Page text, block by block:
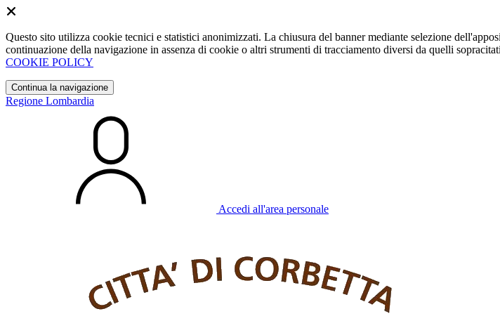
Questo sito utilizza cookie tecnici e statistici anonimizzati. La chiusura del banner mediante selezione
continuazione della navigazione in assenza di cookie o altri strumenti di tracciamento diversi da quelli
COOKIE POLICY
Continua la navigazione
Regione Lombardia
Accedi all'area personale